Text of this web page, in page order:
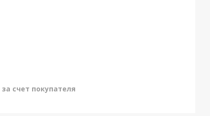
за счет покупателя